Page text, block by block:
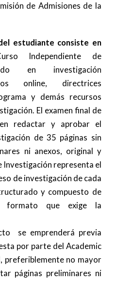
de Admisiones de la
estudiante consiste en
Independiente de
en investigación
online, directrices
y demás recursos
El examen final de
redactar y aprobar el
de 35 páginas sin
ni anexos, original y
Investigación representa el
de investigación de cada
y compuesto de
formato que exige la
se emprenderá previa
por parte del Academic
preferiblemente no mayor
páginas preliminares ni